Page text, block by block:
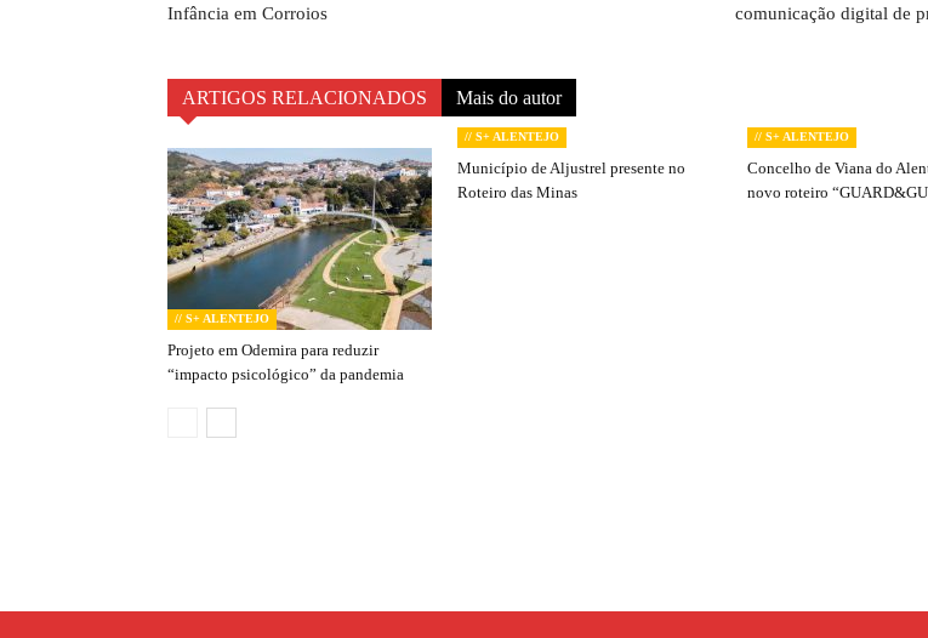
Infância em Corroios
comunicação digital de
ARTIGOS RELACIONADOS Mais do autor
// S+ ALENTEJO
Projeto em Odemira para reduzir
“impacto psicológico” da pandemia
// S+ ALENTEJO
Município de Aljustrel presente no
Roteiro das Minas
// S+ ALENTEJO
Concelho de Viana do
novo roteiro